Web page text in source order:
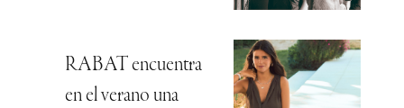
RABAT encuentra
en el verano una